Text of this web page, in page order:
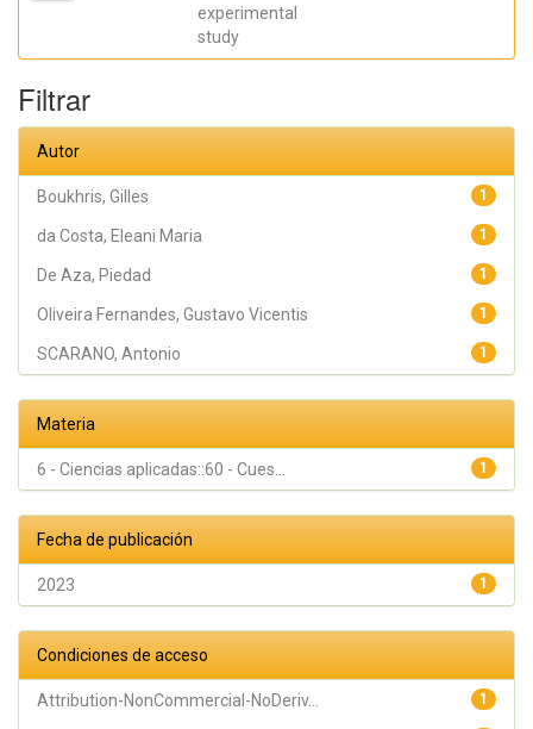
experimental
study
Antonio;
Vicentis;
Alexandre
Filtrar
Autor
1
Boukhris, Gilles
1
da Costa, Eleani Maria
1
De Aza, Piedad
1
Oliveira Fernandes, Gustavo Vicentis
1
SCARANO, Antonio
Materia
1
6 - Ciencias aplicadas::60 - Cues...
Fecha de publicación
1
2023
Condiciones de acceso
1
Attribution-NonCommercial-NoDeriv...